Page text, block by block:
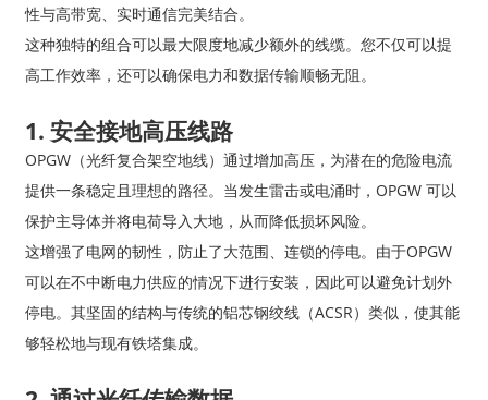
性与高带宽、实时通信完美结合。
这种独特的组合可以最大限度地减少额外的线缆。您不仅可以提
高工作效率，还可以确保电力和数据传输顺畅无阻。
1. 安全接地高压线路
OPGW（光纤复合架空地线）通过增加高压，为潜在的危险电流
提供一条稳定且理想的路径。当发生雷击或电涌时，OPGW 可以
保护主导体并将电荷导入大地，从而降低损坏风险。
这增强了电网的韧性，防止了大范围、连锁的停电。由于OPGW
可以在不中断电力供应的情况下进行安装，因此可以避免计划外
停电。其坚固的结构与传统的铝芯钢绞线（ACSR）类似，使其能
够轻松地与现有铁塔集成。